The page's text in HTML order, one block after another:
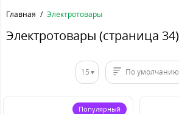
Главная Электротовары
Электротовары (страница 34)
15 По умолчанию
Популярный